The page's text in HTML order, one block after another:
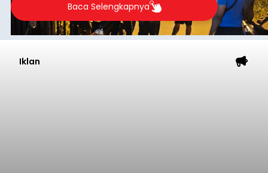
Baca Selengkapnya
Iklan